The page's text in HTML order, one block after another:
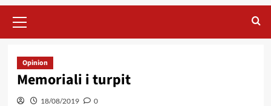
Menu
Opinion
Memoriali i turpit
18/08/2019 0